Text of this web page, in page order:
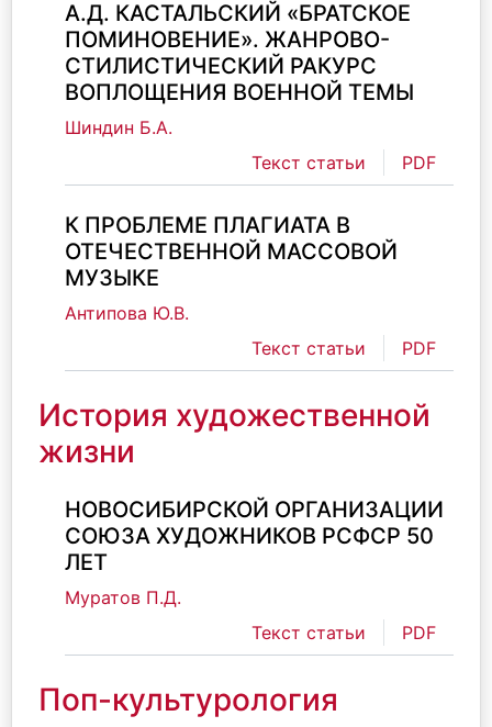
А.Д. КАСТАЛЬСКИЙ «БРАТСКОЕ
ПОМИНОВЕНИЕ». ЖАНРОВО-
СТИЛИСТИЧЕСКИЙ РАКУРС
ВОПЛОЩЕНИЯ ВОЕННОЙ ТЕМЫ
Шиндин Б.А.
Текст статьи
PDF
К ПРОБЛЕМЕ ПЛАГИАТА В
ОТЕЧЕСТВЕННОЙ МАССОВОЙ
МУЗЫКЕ
Антипова Ю.В.
Текст статьи
PDF
История художественной
жизни
НОВОСИБИРСКОЙ ОРГАНИЗАЦИИ
СОЮЗА ХУДОЖНИКОВ РСФСР 50
ЛЕТ
Муратов П.Д.
Текст статьи
PDF
Поп-культурология